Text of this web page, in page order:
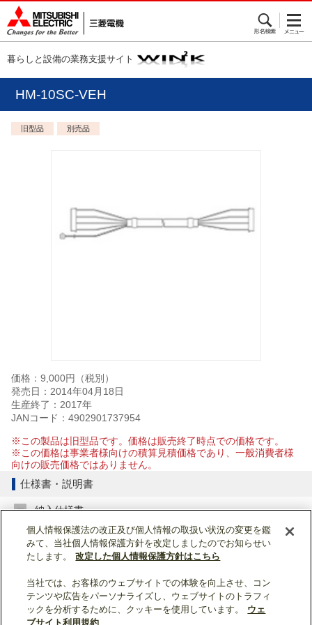
暮らしと設備の業務支援サイト
HM-10SC-VEH
旧型品 別売品
価格：9,000円（税別）
発売日：2014年04月18日
生産終了：2017年
JANコード：4902901737954
※この製品は旧型品です。価格は販売終了時点での価格です。
※この価格は事業者様向けの積算見積価格であり、一般消費者様
向けの販売価格ではありません。
仕様書・説明書
納入仕様書
納入仕様書 (44KB)
ページトップへ戻る
表示モード：
個人情報保護法の改正及び個人情報の取扱い状況の変更を鑑
みて、当社個人情報保護方針を改定しましたのでお知らせい
たします。
改定した個人情報保護方針はこちら
当社では、お客様のウェブサイトでの体験を向上させ、コン
テンツや広告をパーソナライズし、ウェブサイトのトラフィ
ックを分析するために、クッキーを使用しています。
ウェ
ブサイト利用規約